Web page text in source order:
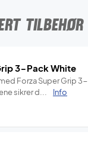
TILBEHØR
3-Pack White
Forza Super Grip 3-
sikrer d...
Info